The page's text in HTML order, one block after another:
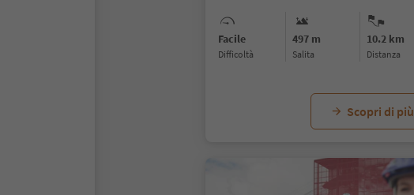
Facile
Difficoltà
497 m
Salita
10.2 km
distanza
Scopri di più